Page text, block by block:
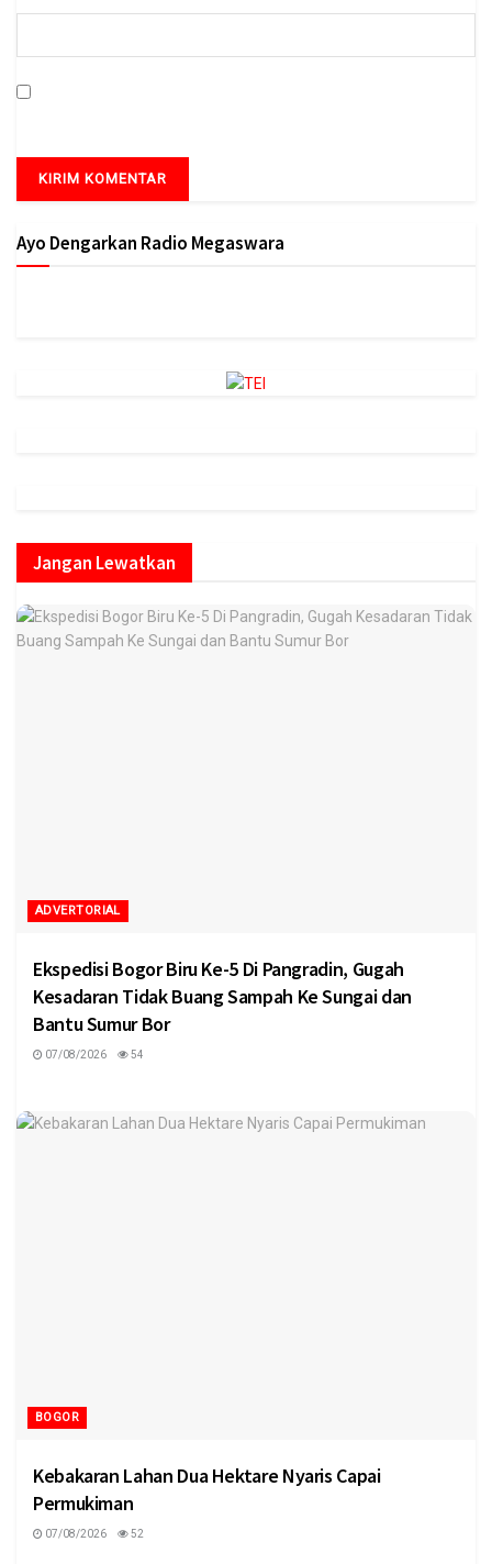
Ayo Dengarkan Radio Megaswara
Jangan Lewatkan
ADVERTORIAL
Ekspedisi Bogor Biru Ke-5 Di Pangradin, Gugah
Kesadaran Tidak Buang Sampah Ke Sungai dan
Bantu Sumur Bor
07/08/2026 54
BOGOR
Kebakaran Lahan Dua Hektare Nyaris Capai
Permukiman
07/08/2026 52